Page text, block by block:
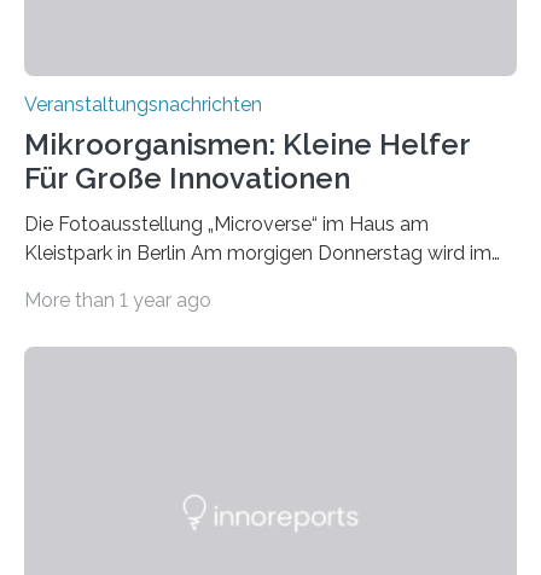
Veranstaltungsnachrichten
Mikroorganismen: Kleine Helfer
Für Große Innovationen
Die Fotoausstellung „Microverse“ im Haus am
Kleistpark in Berlin Am morgigen Donnerstag wird im
„Microverse“ mit Arbeiten der Fotografin Kathrin
Labor für Mikrobiologie Für das Projekt „Microverse“ hat
More than 1 year ago